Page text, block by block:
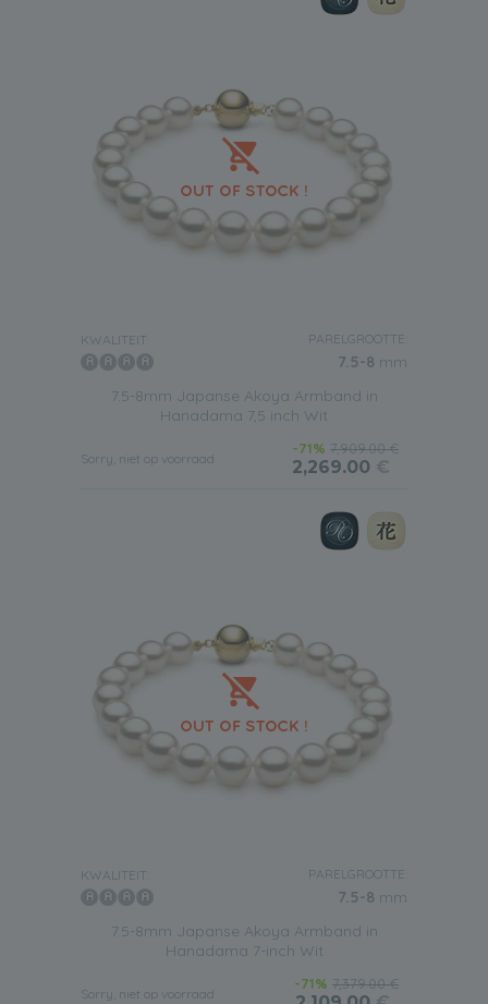
KWALITEIT: PARELGROOTTE:
7.5-8 mm
7.5-8mm Japanse Akoya Armband in
Hanadama 7,5 inch Wit
Sorry, niet op voorraad
-71% 7,909.00 €
2,269.00 €
KWALITEIT: PARELGROOTTE:
7.5-8 mm
7.5-8mm Japanse Akoya Armband in
Hanadama 7-inch Wit
Sorry, niet op voorraad
-71% 7,379.00 €